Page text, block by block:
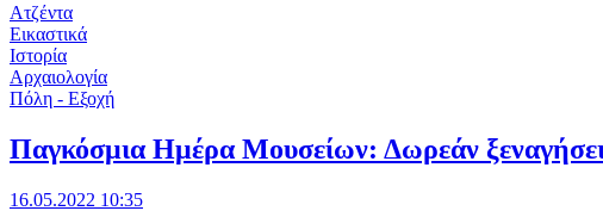
Ατζέντα
Εικαστικά
Ιστορία
Αρχαιολογία
Πόλη - Εξοχή
Παγκόσμια Ημέρα Μουσείων: Δωρεάν
16.05.2022 10:35